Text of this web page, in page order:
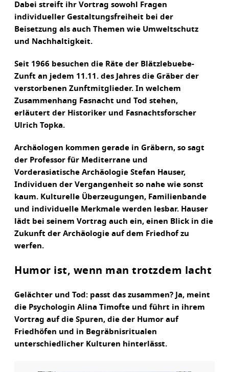
Dabei streift ihr Vortrag sowohl Fragen
individueller Gestaltungsfreiheit bei der
Beisetzung als auch Themen wie Umweltschutz
und Nachhaltigkeit.
Seit 1966 besuchen die Räte der Blätzlebuebe-
Zunft an jedem 11.11. des Jahres die Gräber der
verstorbenen Zunftmitglieder. In welchem
Zusammenhang Fasnacht und Tod stehen,
erläutert der Historiker und Fasnachtsforscher
Ulrich Topka.
Archäologen kommen gerade in Gräbern, so sagt
der Professor für Mediterrane und
Vorderasiatische Archäologie Stefan Hauser,
Individuen der Vergangenheit so nahe wie sonst
kaum. Kulturelle Überzeugungen, Familienbande
und individuelle Merkmale werden lesbar. Hauser
lädt bei seinem Vortrag auch ein, einen Blick in die
Zukunft der Archäologie auf dem Friedhof zu
werfen.
Humor ist, wenn man trotzdem lacht
Gelächter und Tod: passt das zusammen? Ja, meint
die Psychologin Alina Timofte und führt in ihrem
Vortrag auf die Spuren, die der Humor auf
Friedhöfen und in Begräbnisritualen
unterschiedlicher Kulturen hinterlässt.